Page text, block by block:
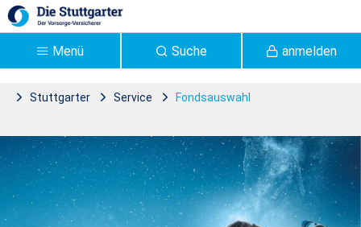
Zum Hauptinhalt springen
anmelden
Suche
Menü
Stuttgarter Service Fondsauswahl
Stuttgarter Versicherung -
Stuttgarter